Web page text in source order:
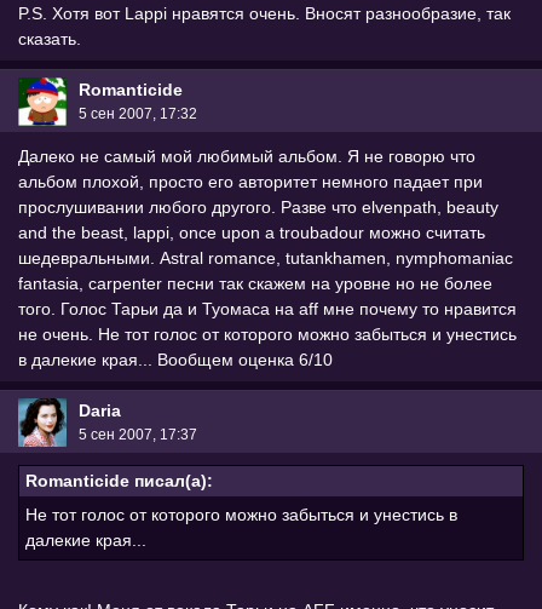
P.S. Хотя вот Lappi нравятся очень. Вносят разнообразие, так
сказать.
Romanticide
5 сен 2007, 17:32
Далеко не самый мой любимый альбом. Я не говорю что
альбом плохой, просто его авторитет немного падает при
прослушивании любого другого. Разве что elvenpath, beauty
and the beast, lappi, once upon a troubadour можно считать
шедевральными. Astral romance, tutankhamen, nymphomaniac
fantasia, carpenter песни так скажем на уровне но не более
того. Голос Тарьи да и Туомаса на aff мне почему то нравится
не очень. Не тот голос от которого можно забыться и унестись
в далекие края... Вообщем оценка 6/10
Daria
5 сен 2007, 17:37
Romanticide писал(а):
Не тот голос от которого можно забыться и унестись в
далекие края...